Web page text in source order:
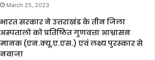
किया गया एवं गुपचुप तरिके से उक्त
के लोगों की खून पसीनें की कमाई 14
भाजपा सरकार द्वारा किया गया।
March 25, 2023
भारत सरकार ने उत्तराखंड के तीन जिला
अस्पतालो को प्रतिष्ठित गुणवत्ता आश्वासन
मानक (एन.क्यू.ए.एस.) एवं लक्ष्य पुरस्कार से
नवाजा